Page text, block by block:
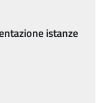
istanze